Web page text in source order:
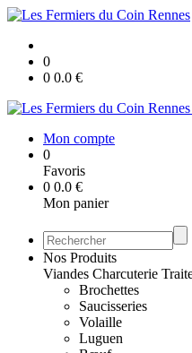
0
0 0.0 €
Mon compte
0
Favoris
0 0.0 €
Mon panier
Nos Produits
Viandes Charcuterie
Brochettes
Saucisseries
Volaille
Luguen